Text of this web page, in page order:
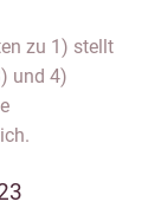
zu 1) stellt
und 4)